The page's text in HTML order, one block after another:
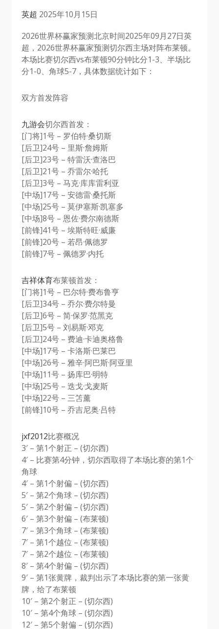
英超 2025年10月15日
2026世界杯赢家预测北京时间2025年09月27日英
超，2026世界杯赢家预测切尔西主场对阵布莱顿。
本场比赛切尔西vs布莱顿90分钟比分1-3、半场比
分1-0、角球5-7，具体数据统计如下：
双方首发阵容
九游会切尔西首发：
[门将]1号 – 罗伯特·桑切斯
[后卫]24号 – 里斯·詹姆斯
[后卫]23号 – 特雷沃·查洛巴
[后卫]21号 – 乔雷尔·哈托
[后卫]3号 – 马克·库库雷利亚
[中场]17号 – 安德雷·桑托斯
[中场]25号 – 莫伊塞斯·凯塞多
[中场]8号 – 恩佐·费尔南德斯
[前锋]41号 – 埃斯特旺·威廉
[前锋]20号 – 若昂·佩德罗
[前锋]7号 – 佩德罗·内托
吉祥体育布莱顿首发：
[门将]1号 – 巴尔特·费布鲁亨
[后卫]34号 – 乔尔·费尔特曼
[后卫]6号 – 简·保罗·范黑克
[后卫]5号 – 刘易斯·邓克
[后卫]24号 – 费迪·卡迪奥格鲁
[中场]17号 – 卡洛斯·巴莱巴
[中场]26号 – 雅辛·阿巴斯·阿亚里
[中场]11号 – 扬库巴·明特
[中场]25号 – 迭戈·戈麦斯
[中场]22号 – 三笘薰
[前锋]10号 – 乔吉尼奥·吕特
jxf2012比赛概况
3′ – 第1个射正 – (切尔西)
4′ – 比赛第4分钟，切尔西取得了本场比赛的第1个
角球
4′ – 第1个射偏 – (切尔西)
5′ – 第2个角球 – (切尔西)
5′ – 第2个射偏 – (切尔西)
6′ – 第3个射偏 – (布莱顿)
7′ – 第3个角球 – (布莱顿)
7′ – 第1个越位 – (布莱顿)
7′ – 第2个越位 – (布莱顿)
8′ – 第4个射偏 – (切尔西)
9′ – 第1张黄牌，裁判出示了本场比赛的第一张黄
牌，给了布莱顿
10′ – 第2个射正 – (切尔西)
10′ – 第4个角球 – (切尔西)
12′ – 第5个射偏 – (切尔西)